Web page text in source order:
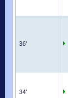
36'
34'